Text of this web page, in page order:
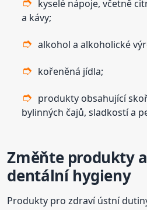
kyselé nápoje, včetně
a kávy;
alkohol a alkoholické
kořeněná jídla;
produkty obsahující
bylinných čajů, sladkostí a
Změňte produkty
dentální hygieny
Produkty pro zdraví ústní